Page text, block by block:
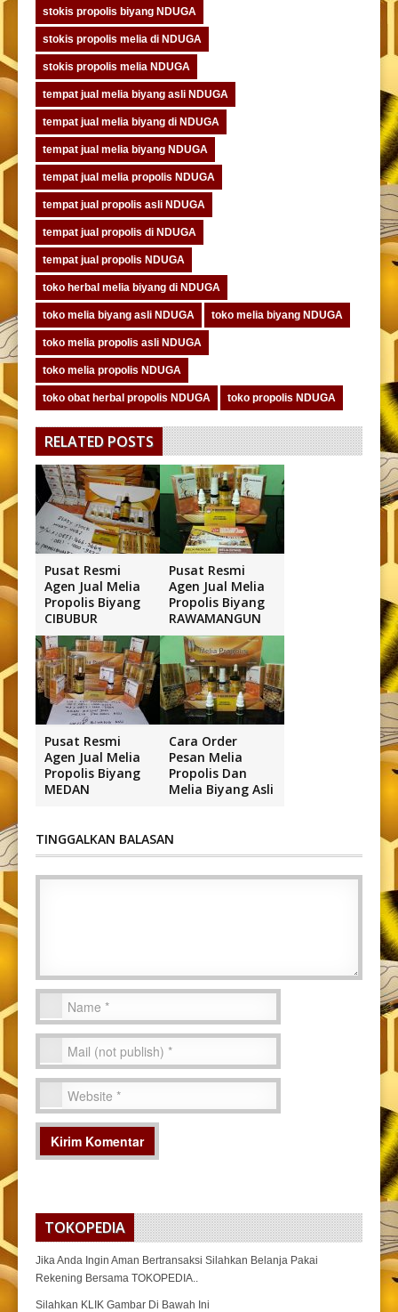
stokis propolis biyang NDUGA
stokis propolis melia di NDUGA
stokis propolis melia NDUGA
tempat jual melia biyang asli NDUGA
tempat jual melia biyang di NDUGA
tempat jual melia biyang NDUGA
tempat jual melia propolis NDUGA
tempat jual propolis asli NDUGA
tempat jual propolis di NDUGA
tempat jual propolis NDUGA
toko herbal melia biyang di NDUGA
toko melia biyang asli NDUGA toko melia biyang NDUGA
toko melia propolis asli NDUGA
toko melia propolis NDUGA
toko obat herbal propolis NDUGA toko propolis NDUGA
RELATED POSTS
Pusat Resmi
Agen Jual Melia
Propolis Biyang
CIBUBUR
Pusat Resmi
Agen Jual Melia
Propolis Biyang
RAWAMANGUN
Pusat Resmi
Agen Jual Melia
Propolis Biyang
MEDAN
Cara Order
Pesan Melia
Propolis Dan
Melia Biyang Asli
TINGGALKAN BALASAN
TOKOPEDIA
Jika Anda Ingin Aman Bertransaksi Silahkan Belanja Pakai
Rekening Bersama TOKOPEDIA..
Silahkan KLIK Gambar Di Bawah Ini